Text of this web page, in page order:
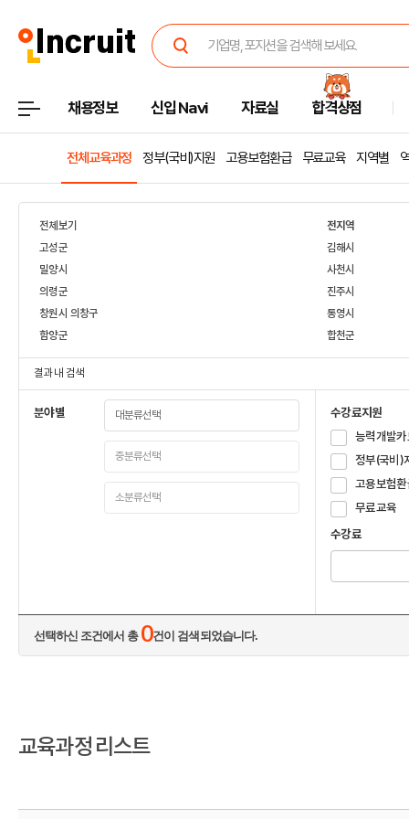
채용정보 신입 Navi 자료실 합격상점
전체교육과정 정부(국비)지원 고용보험환급 무료교육 지역별
전체보기
전지역
고성군
김해시
밀양시
사천시
의령군
진주시
창원시 의창구
통영시
함양군
합천군
결과 내 검색
분야별
수강료지원
능력개발
정부(국비)
고용보험
무료교육
수강료
선택하신 조건에서 총 0건이 검색되었습니다.
교육과정 리스트